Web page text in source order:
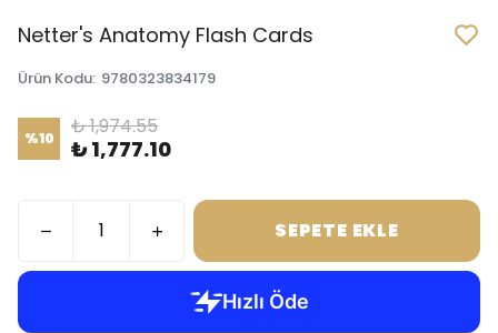
Netter's Anatomy Flash Cards
Ürün Kodu: 9780323834179
%10 ₺ 1,974.55
₺ 1,777.10
SEPETE EKLE